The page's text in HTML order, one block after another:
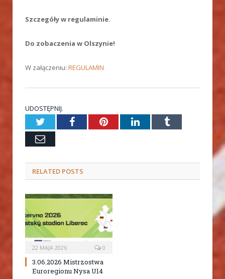
Szczegóły w regulaminie.
Do zobaczenia w Olszynie!
W załączeniu: REGULAMIN
UDOSTĘPNIJ.
TwitterFacebookPinterestLinkedInTumblr
Email
RELATED POSTS
22 MAJA 2026 0
3.06.2026 Mistrzostwa
Euroregionu Nysa U14